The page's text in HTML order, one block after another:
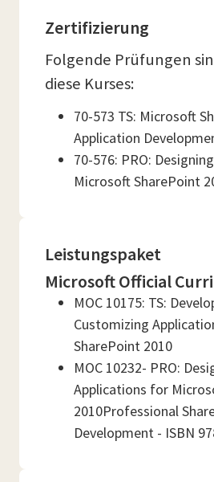
Zertifizierung
Folgende Prüfungen
diese Kurses:
70-573 TS: Microsoft
Application
70-576: PRO:
Microsoft SharePoint
Leistungspaket
Microsoft Official
MOC 10175: TS:
Customizing
SharePoint 2010
MOC 10232- PRO:
Applications for
2010Professional
Development - ISBN